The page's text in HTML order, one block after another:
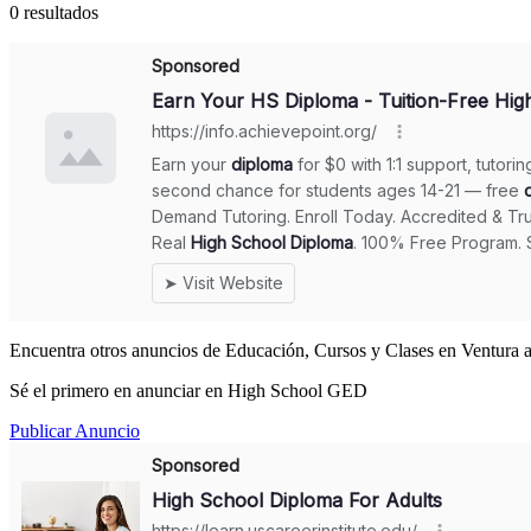
0 resultados
Encuentra otros anuncios de Educación, Cursos y Clases en Ventura
Sé el primero en anunciar en High School GED
Publicar Anuncio